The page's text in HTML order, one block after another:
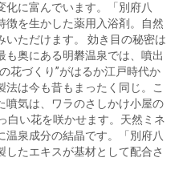
化に富んでいます。「別府八
徴を生かした薬用入浴剤。自然
いただけます。 効き目の秘密は
も奥にある明礬温泉では、噴出
花づくり”がはるか江戸時代か
法は今も昔もまったく同じ。こ
噴気は、ワラのさしかけ小屋の
白い花を咲かせます。天然ミネ
温泉成分の結晶です。「別府八
たエキスが基材として配合さ